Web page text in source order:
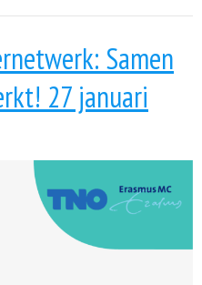
Samen
27 januari